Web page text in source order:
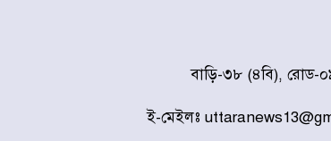
বাড়ি-৩৮ (৪বি), রোড-
ই-মেইলঃ